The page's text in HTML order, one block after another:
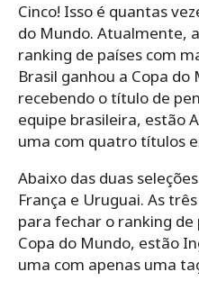
Cinco! Isso é quantas
do Mundo. Atualmente,
ranking de países com
Brasil ganhou a Copa do
recebendo o título de
equipe brasileira, estão
uma com quatro títulos
Abaixo das duas
França e Uruguai. As
para fechar o ranking
Copa do Mundo, estão
uma com apenas uma